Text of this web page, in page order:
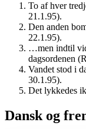
To af hver
21.1.95).
Den anden
22.1.95).
…men indtil
dagsordenen
Vandet stod i
30.1.95).
Det lykkedes
Dansk og